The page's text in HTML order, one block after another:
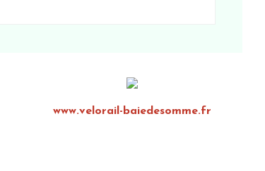
www.velorail-baiedesomme.fr